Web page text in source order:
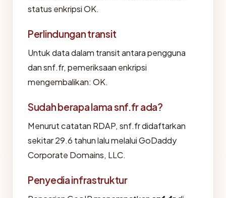
status enkripsi OK.
Perlindungan transit
Untuk data dalam transit antara pengguna
dan snf.fr, pemeriksaan enkripsi
mengembalikan: OK.
Sudah berapa lama snf.fr ada?
Menurut catatan RDAP, snf.fr didaftarkan
sekitar 29.6 tahun lalu melalui GoDaddy
Corporate Domains, LLC.
Penyedia infrastruktur